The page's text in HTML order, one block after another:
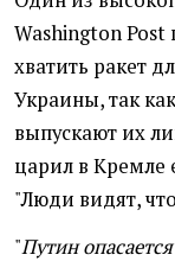
Washington Post
хватить ракет
Украины, так
выпускают их
царил в Кремле
"Люди видят,
"Путин